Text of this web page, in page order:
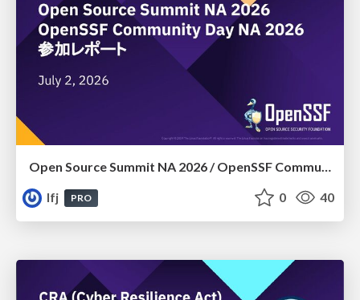
Open Source Summit NA 2026​ /​ OpenSSF Community Day NA 2026 参加レポート
lfj
PRO 0 40